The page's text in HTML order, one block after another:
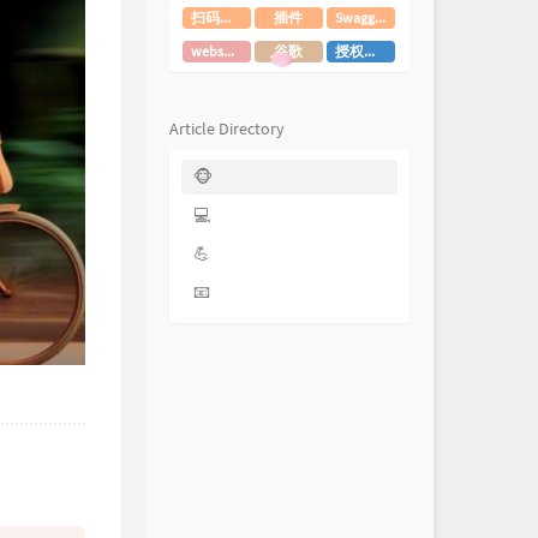
扫码登录 插件
Swagger3
websocket
谷歌 授权登录
Article Directory
🐵
💻
💪
📧